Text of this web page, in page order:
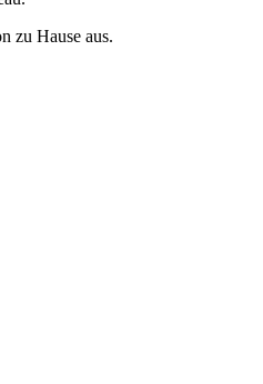
zu Hause aus.